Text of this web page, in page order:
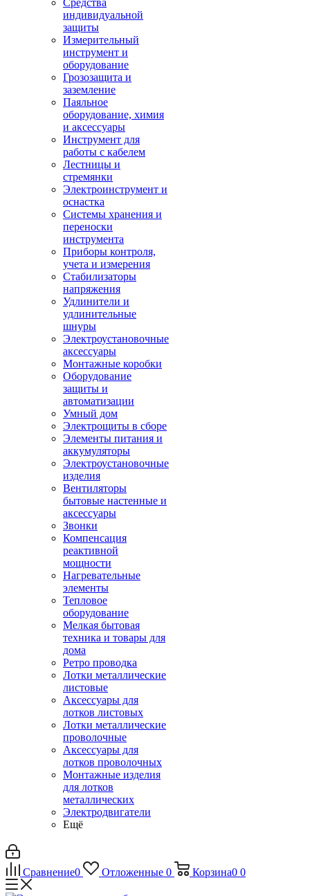
Средства
индивидуальной
защиты
Измерительный
инструмент и
оборудование
Грозозащита и
заземление
Паяльное
оборудование, химия
и аксессуары
Инструмент для
работы с кабелем
Лестницы и
стремянки
Электроинструмент и
оснастка
Системы хранения и
переноски
инструмента
Приборы контроля,
учета и измерения
Стабилизаторы
напряжения
Удлинители и
удлинительные
шнуры
Электроустановочные
аксессуары
Монтажные коробки
Оборудование
защиты и
автоматизации
Умный дом
Электрощиты в сборе
Элементы питания и
аккумуляторы
Электроустановочные
изделия
Вентиляторы
бытовые настенные и
аксессуары
Звонки
Компенсация
реактивной
мощности
Нагревательные
элементы
Тепловое
оборудование
Мелкая бытовая
техника и товары для
дома
Ретро проводка
Лотки металлические
листовые
Аксессуары для
лотков листовых
Лотки металлические
проволочные
Аксессуары для
лотков проволочных
Монтажные изделия
для лотков
металлических
Электродвигатели
Ещё
Сравнение0 Отложенные 0 Корзина0 0